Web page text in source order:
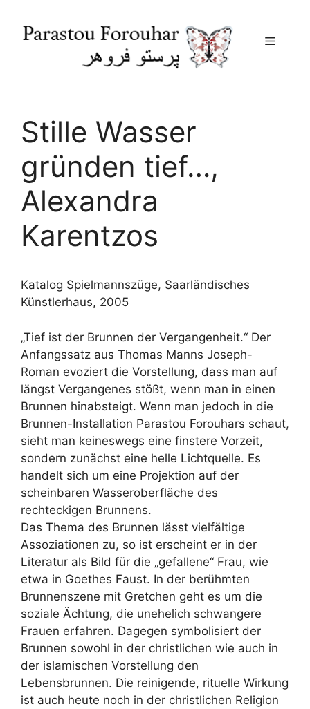
Menu
Stille Wasser
gründen tief…,
Alexandra
Karentzos
Katalog Spielmannszüge, Saarländisches
Künstlerhaus, 2005
„Tief ist der Brunnen der Vergangenheit.“ Der
Anfangssatz aus Thomas Manns Joseph-
Roman evoziert die Vorstellung, dass man auf
längst Vergangenes stößt, wenn man in einen
Brunnen hinabsteigt. Wenn man jedoch in die
Brunnen-Installation Parastou Forouhars schaut,
sieht man keineswegs eine finstere Vorzeit,
sondern zunächst eine helle Lichtquelle. Es
handelt sich um eine Projektion auf der
scheinbaren Wasseroberfläche des
rechteckigen Brunnens.
Das Thema des Brunnen lässt vielfältige
Assoziationen zu, so ist erscheint er in der
Literatur als Bild für die „gefallene“ Frau, wie
etwa in Goethes Faust. In der berühmten
Brunnenszene mit Gretchen geht es um die
soziale Ächtung, die unehelich schwangere
Frauen erfahren. Dagegen symbolisiert der
Brunnen sowohl in der christlichen wie auch in
der islamischen Vorstellung den
Lebensbrunnen. Die reinigende, rituelle Wirkung
ist auch heute noch in der christlichen Religion